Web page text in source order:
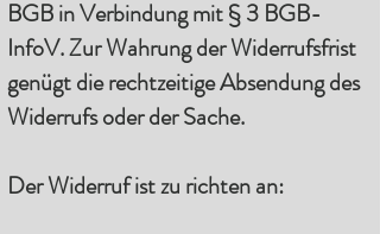
BGB in Verbindung mit § 3 BGB-
InfoV. Zur Wahrung der Widerrufsfrist
genügt die rechtzeitige Absendung des
Widerrufs oder der Sache.
Der Widerruf ist zu richten an: